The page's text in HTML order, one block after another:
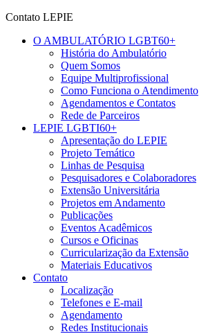
Contato LEPIE
O AMBULATÓRIO LGBT60+
História do Ambulatório
Quem Somos
Equipe Multiprofissional
Como Funciona o Atendimento
Agendamentos e Contatos
Rede de Parceiros
LEPIE LGBTI60+
Apresentação do LEPIE
Projeto Temático
Linhas de Pesquisa
Pesquisadores e Colaboradores
Extensão Universitária
Projetos em Andamento
Publicações
Eventos Acadêmicos
Cursos e Oficinas
Curricularização da Extensão
Materiais Educativos
Contato
Localização
Telefones e E-mail
Agendamento
Redes Institucionais